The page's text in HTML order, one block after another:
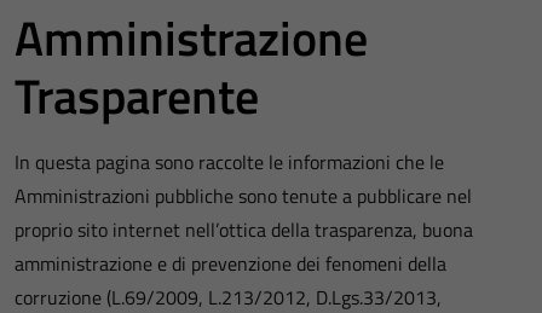
Amministrazione
Trasparente
In questa pagina sono raccolte le informazioni che le
Amministrazioni pubbliche sono tenute a pubblicare nel
proprio sito internet nell’ottica della trasparenza, buona
amministrazione e di prevenzione dei fenomeni della
corruzione (L.69/2009, L.213/2012, D.Lgs.33/2013,